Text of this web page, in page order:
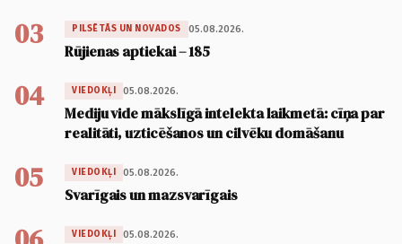
03 PILSĒTĀS UN NOVADOS 05.08.2026.
Rūjienas aptiekai – 185
04 VIEDOKĻI 05.08.2026.
Mediju vide mākslīgā intelekta laikmetā: cīņa par
realitāti, uzticēšanos un cilvēku domāšanu
05 VIEDOKĻI 05.08.2026.
Svarīgais un mazsvarīgais
VIEDOKĻI 05.08.2026.